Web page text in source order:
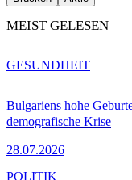
MEIST GELESEN
Bulgariens hohe
demografische Krise
28.07.2026
GESUNDHEIT
POLITIK